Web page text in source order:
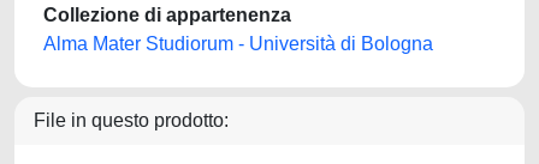
Collezione di appartenenza
Alma Mater Studiorum - Università di Bologna
File in questo prodotto: